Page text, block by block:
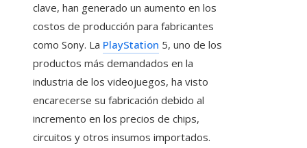
clave, han generado un aumento en los
costos de producción para fabricantes
como Sony. La PlayStation 5, uno de los
productos más demandados en la
industria de los videojuegos, ha visto
encarecerse su fabricación debido al
incremento en los precios de chips,
circuitos y otros insumos importados.